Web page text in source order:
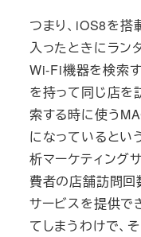
つまり、iOS8を
入ったときにラン
Wi-Fi機器を検索
を持って同じ店を
索する時に使う
になっているとい
析マーケティング
費者の店舗訪問回
サービスを提供で
てしまうわけで、